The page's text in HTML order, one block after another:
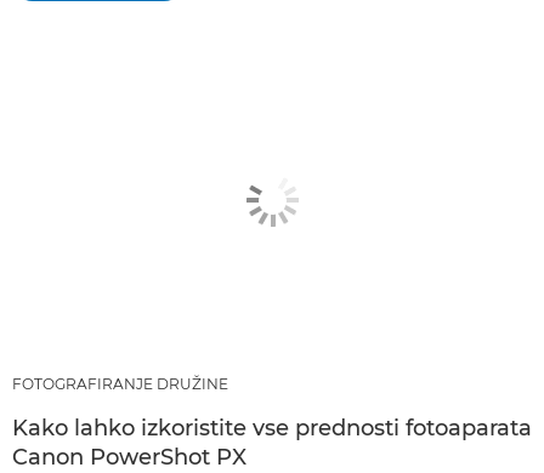
FOTOGRAFIRANJE DRUŽINE
Kako lahko izkoristite vse prednosti fotoaparata
Canon PowerShot PX